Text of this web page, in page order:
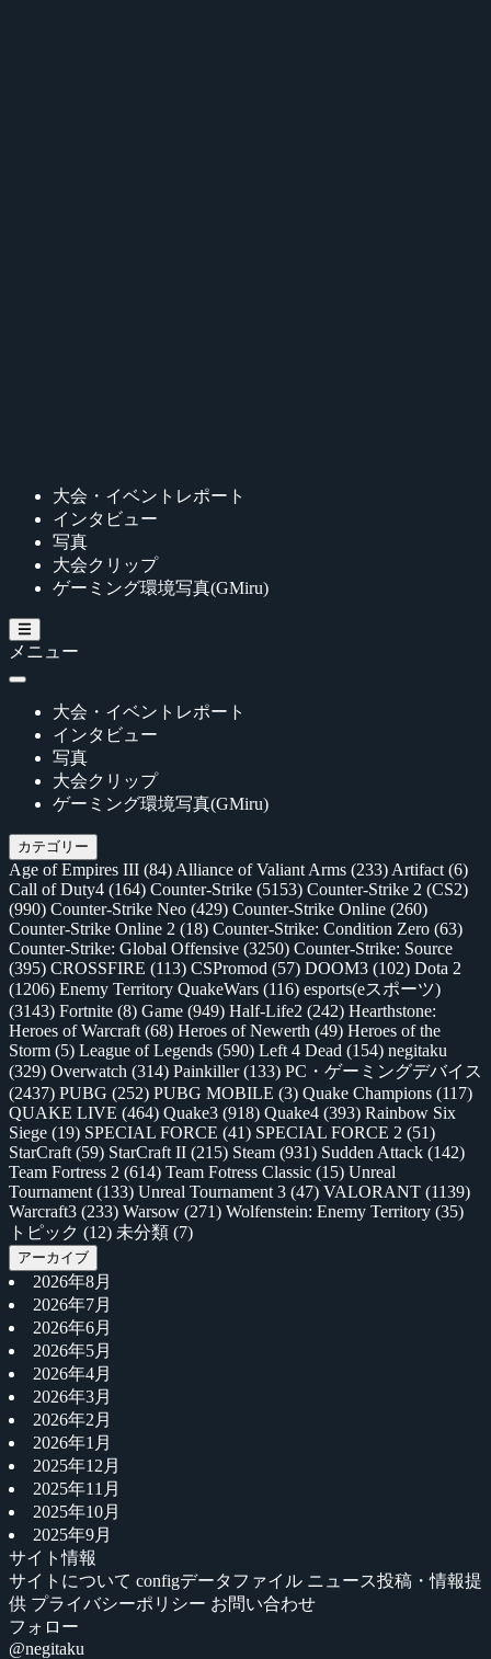
大会・イベントレポート
インタビュー
写真
大会クリップ
ゲーミング環境写真(GMiru)
メニュー
大会・イベントレポート
インタビュー
写真
大会クリップ
ゲーミング環境写真(GMiru)
カテゴリー
Age of Empires III (84) Alliance of Valiant Arms (233) Artifact (6)
Call of Duty4 (164) Counter-Strike (5153) Counter-Strike 2 (CS2)
(990) Counter-Strike Neo (429) Counter-Strike Online (260)
Counter-Strike Online 2 (18) Counter-Strike: Condition Zero (63)
Counter-Strike: Global Offensive (3250) Counter-Strike: Source
(395) CROSSFIRE (113) CSPromod (57) DOOM3 (102) Dota 2
(1206) Enemy Territory QuakeWars (116) esports(eスポーツ)
(3143) Fortnite (8) Game (949) Half-Life2 (242) Hearthstone:
Heroes of Warcraft (68) Heroes of Newerth (49) Heroes of the
Storm (5) League of Legends (590) Left 4 Dead (154) negitaku
(329) Overwatch (314) Painkiller(133) PC・ゲーミングデバイス
(2437) PUBG (252) PUBG MOBILE (3) Quake Champions (117)
QUAKE LIVE (464) Quake3 (918) Quake4 (393) Rainbow Six
Siege (19) SPECIAL FORCE (41) SPECIAL FORCE 2 (51)
StarCraft (59) StarCraft II (215) Steam (931) Sudden Attack (142)
Team Fortress 2 (614) Team Fotress Classic (15) Unreal
Tournament (133) Unreal Tournament 3 (47) VALORANT (1139)
Warcraft3 (233) Warsow (271) Wolfenstein: Enemy Territory (35)
トピック (12) 未分類 (7)
アーカイブ
2026年8月
2026年7月
2026年6月
2026年5月
2026年4月
2026年3月
2026年2月
2026年1月
2025年12月
2025年11月
2025年10月
2025年9月
サイト情報
サイトについて configデータファイル ニュース投稿・情報提
供 プライバシーポリシー お問い合わせ
フォロー
@negitaku